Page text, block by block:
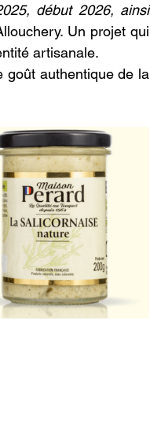
début 2026, ainsi
Un projet qui
artisanale.
goût authentique de la